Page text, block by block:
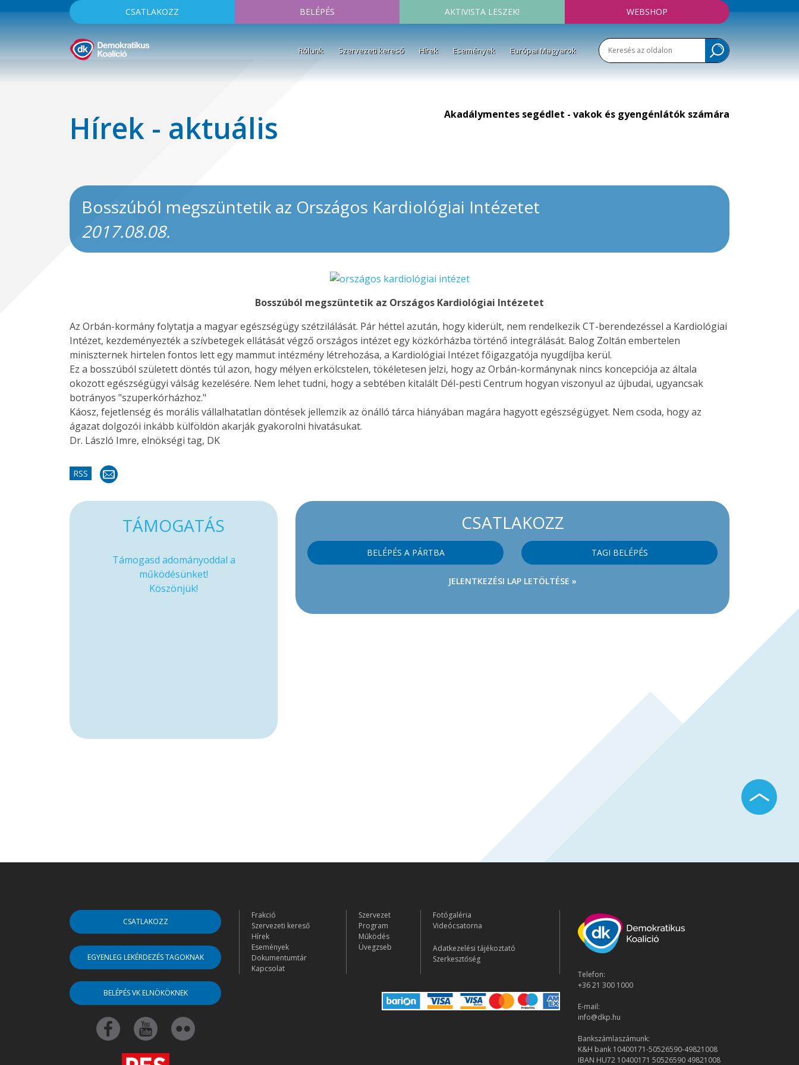
CSATLAKOZZ BELÉPÉS AKTIVISTA LESZEK! WEBSHOP
Rólunk Szervezeti kereső Hírek Események Európai Magyarok
Hírek - aktuális Akadálymentes segédlet - vakok és gyengénlátók számára
Bosszúból megszüntetik az Országos Kardiológiai Intézetet
2017.08.08.
Bosszúból megszüntetik az Országos Kardiológiai Intézetet
Az Orbán-kormány folytatja a magyar egészségügy szétzilálását. Pár héttel azután, hogy kiderült, nem rendelkezik CT-berendezéssel a Kardiológiai
Intézet, kezdeményezték a szívbetegek ellátását végző országos intézet egy közkórházba történő integrálását. Balog Zoltán embertelen
miniszternek hirtelen fontos lett egy mammut intézmény létrehozása, a Kardiológiai Intézet főigazgatója nyugdíjba kerül.
Ez a bosszúból született döntés túl azon, hogy mélyen erkölcstelen, tökéletesen jelzi, hogy az Orbán-kormánynak nincs koncepciója az általa
okozott egészségügyi válság kezelésére. Nem lehet tudni, hogy a sebtében kitalált Dél-pesti Centrum hogyan viszonyul az újbudai, ugyancsak
botrányos "szuperkórházhoz."
Káosz, fejetlenség és morális vállalhatatlan döntések jellemzik az önálló tárca hiányában magára hagyott egészségügyet. Nem csoda, hogy az
ágazat dolgozói inkább külföldön akarják gyakorolni hivatásukat.
Dr. László Imre, elnökségi tag, DK
RSS
CSATLAKOZZ
BELÉPÉS A PÁRTBA TAGI BELÉPÉS
JELENTKEZÉSI LAP LETÖLTÉSE »
TÁMOGATÁS
Támogasd adományoddal a
működésünket!
Köszönjük!
CSATLAKOZZ
EGYENLEG LEKÉRDEZÉS TAGOKNAK
BELÉPÉS VK ELNÖKÖKNEK
Frakció
Szervezeti kereső
Hírek
Események
Dokumentumtár
Kapcsolat
Szervezet
Program
Működés
Üvegzseb
Fotógaléria
Videócsatorna
Adatkezelési tájékoztató
Szerkesztőség
Telefon:
+36 21 300 1000
E-mail:
info@dkp.hu
Bankszámlaszámunk:
K&H bank 10400171-50526590-49821008
IBAN HU72 10400171 50526590 49821008